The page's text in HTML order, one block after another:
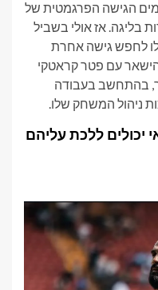
הגישה הפרגמטית של
בליגה. אז אולי בשביל
לחפש גישה אחרת
עם פטר קראטקי
בהתחשב בעבודה
ניהול המשחק שלו.
יכולים ללכת עליהם